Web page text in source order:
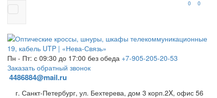
0 0
Пн - Пт: с 09:30 до 17:00 без обеда +7-905-205-20-53
Заказать обратный звонок
4486884@mail.ru
г. Санкт-Петербург, ул. Бехтерева, дом 3 корп.2X, офис 56